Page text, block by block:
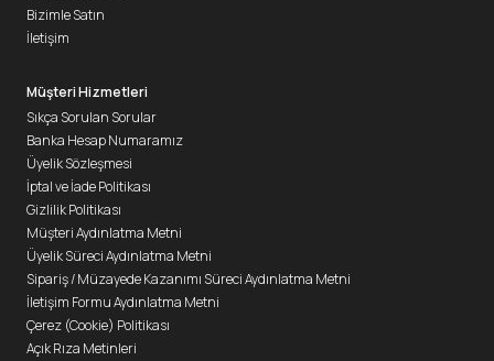
Bizimle Satın
İletişim
Müşteri Hizmetleri
Sıkça Sorulan Sorular
Banka Hesap Numaramız
Üyelik Sözleşmesi
İptal ve İade Politikası
Gizlilik Politikası
Müşteri Aydınlatma Metni
Üyelik Süreci Aydınlatma Metni
Sipariş / Müzayede Kazanımı Süreci Aydınlatma Metni
İletişim Formu Aydınlatma Metni
Çerez (Cookie) Politikası
Açık Rıza Metinleri